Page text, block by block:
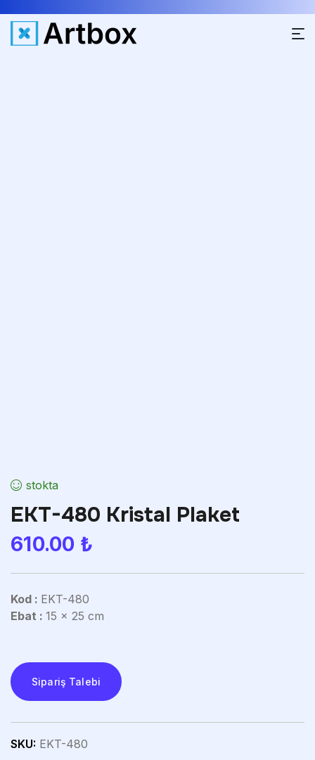
stokta
EKT-480 Kristal Plaket
610.00 ₺
Kod : EKT-480
Ebat : 15 x 25 cm
Sipariş Talebi
SKU: EKT-480